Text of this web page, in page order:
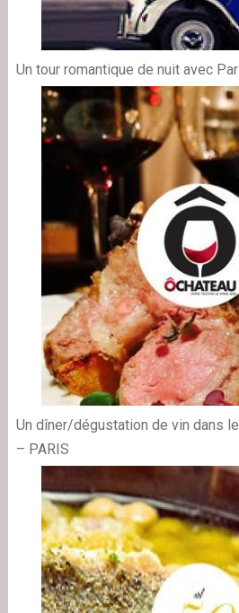
Un tour romantique de nuit avec
Un dîner/dégustation de vin dans
– PARIS